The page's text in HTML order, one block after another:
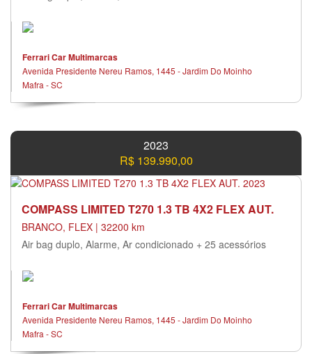
Ferrari Car Multimarcas
Avenida Presidente Nereu Ramos, 1445 - Jardim Do Moinho
Mafra - SC
2023
R$ 139.990,00
COMPASS LIMITED T270 1.3 TB 4X2 FLEX AUT.
BRANCO, FLEX | 32200 km
Air bag duplo, Alarme, Ar condicionado + 25 acessórios
Ferrari Car Multimarcas
Avenida Presidente Nereu Ramos, 1445 - Jardim Do Moinho
Mafra - SC